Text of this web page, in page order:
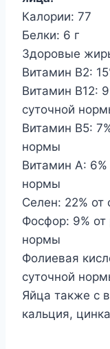
Калории: 77
Белки: 6 г
Здоровые
Витамин В2:
Витамин B12:
суточной
Витамин B5:
нормы
Витамин А:
нормы
Селен: 22% от
Фосфор: 9%
нормы
Фолиевая
суточной
Яйца также с
кальция,